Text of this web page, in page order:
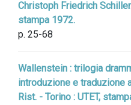
Christoph Friedrich
stampa 1972.
p. 25-68
Wallenstein : trilogia
introduzione e traduzione
Rist. - Torino : UTET,